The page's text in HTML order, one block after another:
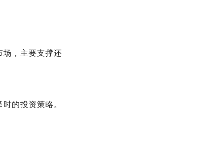
场，主要支撑还
的投资策略。